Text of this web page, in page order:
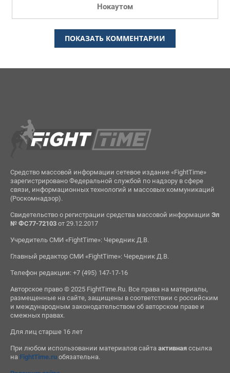
Нокаутом
ПОКАЗАТЬ КОММЕНТАРИИ
Средство массовой информации сетевое издание «FightTime»
зарегистрировано Федеральной службой по надзору в сфере
связи, информационных технологий и массовых коммуникаций
(Роскомнадзор).
Свидетельство о регистрации средства массовой информации Эл
№ ФС77-72103от 29.12.2017
Учредитель СМИ «FightTime»: Чередник Д.В.
Главный редактор СМИ «FightTime»: Чередник Д.В.
Телефон редакции: +7 (495) 147-17-16
Авторское право © 2025 FightTime.Ru. Все права на материалы,
размещенные на сайте, защищены в соответствии с российским
и международным законодательством об авторском праве и
смежных правах.
Для лиц старше 16 лет
При любом использовании материалов сайта активнаяссылка
на FightTime.ruобязательна.